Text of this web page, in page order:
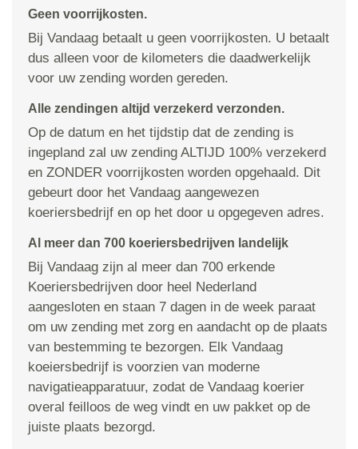
Geen voorrijkosten.
Bij Vandaag betaalt u geen voorrijkosten. U betaalt
dus alleen voor de kilometers die daadwerkelijk
voor uw zending worden gereden.
Alle zendingen altijd verzekerd verzonden.
Op de datum en het tijdstip dat de zending is
ingepland zal uw zending ALTIJD 100% verzekerd
en ZONDER voorrijkosten worden opgehaald. Dit
gebeurt door het Vandaag aangewezen
koeriersbedrijf en op het door u opgegeven adres.
Al meer dan 700 koeriersbedrijven landelijk
Bij Vandaag zijn al meer dan 700 erkende
Koeriersbedrijven door heel Nederland
aangesloten en staan 7 dagen in de week paraat
om uw zending met zorg en aandacht op de plaats
van bestemming te bezorgen. Elk Vandaag
koeiersbedrijf is voorzien van moderne
navigatieapparatuur, zodat de Vandaag koerier
overal feilloos de weg vindt en uw pakket op de
juiste plaats bezorgd.